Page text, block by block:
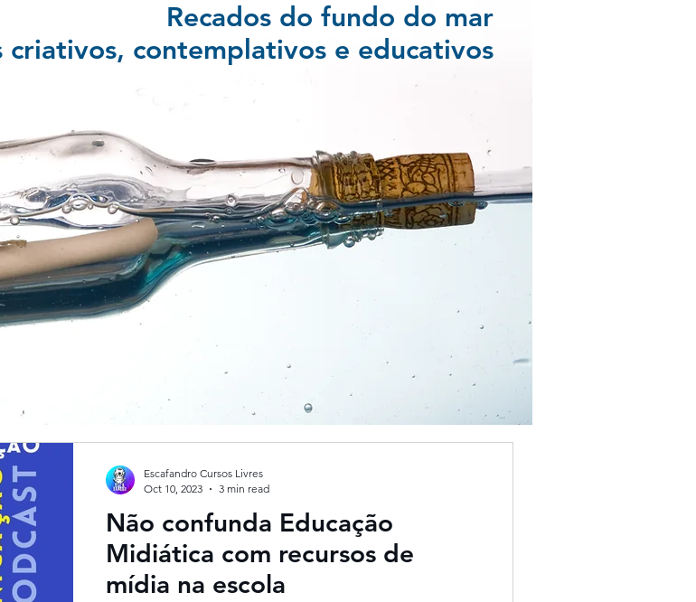
Não confunda Educação
Midiática com recursos de
mídia na escola
Escafandro Cursos Livres
Oct 10, 2023
3 min read
Recados do fundo do mar
contemplativos e educativos